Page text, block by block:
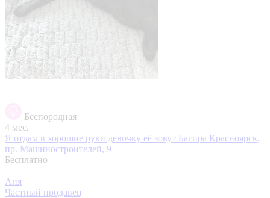
Беспородная
4 мес.
Я отдам в хорошие руки девочку её зовут Багира Красноярск,
пр. Машиностроителей, 9
Бесплатно
Аня
Частный продавец